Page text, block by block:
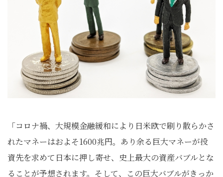
「コロナ禍、大規模金融緩和により日米欧で刷り散らかさ
れたマネーはおよそ1600兆円。あり余る巨大マネーが投
資先を求めて日本に押し寄せ、史上最大の資産バブルとな
ることが予想されます。そして、この巨大バブルがきっか